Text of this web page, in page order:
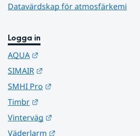
Datavärdskap för atmosfärkemi
Logga in
AQUA
SIMAIR
SMHI Pro
Timbr
Vinterväg
Väderlarm